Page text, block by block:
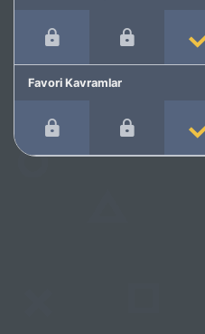
Favori Kavramlar